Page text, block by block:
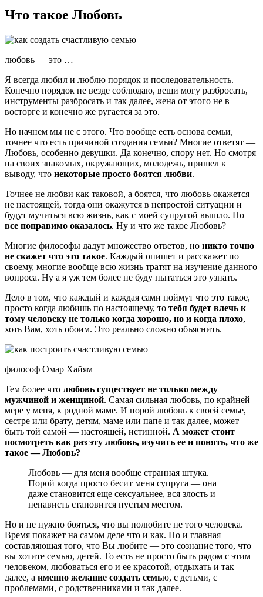
Что такое Любовь
любовь — это …
Я всегда любил и люблю порядок и последовательность.
Конечно порядок не везде соблюдаю, вещи могу разбросать,
инструменты разбросать и так далее, жена от этого не в
восторге и конечно же ругается за это.
Но начнем мы не с этого. Что вообще есть основа семьи,
точнее что есть причиной создания семьи? Многие ответят —
Любовь, особенно девушки. Да конечно, спору нет. Но смотря
на своих знакомых, окружающих, молодежь, пришел к
выводу, что некоторые просто боятся любви.
Точнее не любви как таковой, а боятся, что любовь окажется
не настоящей, тогда они окажутся в непростой ситуации и
будут мучиться всю жизнь, как с моей супругой вышло. Но
все поправимо оказалось. Ну и что же такое Любовь?
Многие философы дадут множество ответов, но никто точно
не скажет что это такое. Каждый опишет и расскажет по
своему, многие вообще всю жизнь тратят на изучение данного
вопроса. Ну а я уж тем более не буду пытаться это узнать.
Дело в том, что каждый и каждая сами поймут что это такое,
просто когда любишь по настоящему, то тебя будет влечь к
тому человеку не только когда хорошо, но и когда плохо,
хоть Вам, хоть обоим. Это реально сложно объяснить.
философ Омар Хайям
Тем более что любовь существует не только между
мужчиной и женщиной. Самая сильная любовь, по крайней
мере у меня, к родной маме. И порой любовь к своей семье,
сестре или брату, детям, маме или папе и так далее, может
быть той самой — настоящей, истинной. А может стоит
посмотреть как раз эту любовь, изучить ее и понять, что же
такое — Любовь?
Любовь — для меня вообще странная штука.
Порой когда просто бесит меня супруга — она
даже становится еще сексуальнее, вся злость и
ненависть становится пустым местом.
Но и не нужно бояться, что вы полюбите не того человека.
Время покажет на самом деле что и как. Но и главная
составляющая того, что Вы любите — это сознание того, что
вы хотите семью, детей. То есть не просто быть рядом с этим
человеком, любоваться его и ее красотой, отдыхать и так
далее, а именно желание создать семью, с детьми, с
проблемами, с родственниками и так далее.